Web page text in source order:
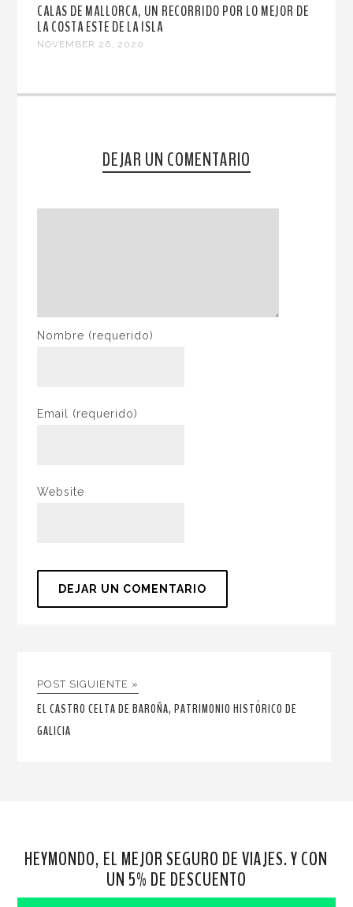
CALAS DE MALLORCA, UN RECORRIDO POR LO MEJOR DE
LA COSTA ESTE DE LA ISLA
NOVEMBER 26, 2020
DEJAR UN COMENTARIO
Nombre (requerido)
Email (requerido)
Website
POST SIGUIENTE »
EL CASTRO CELTA DE BAROÑA, PATRIMONIO HISTÓRICO DE
GALICIA
HEYMONDO, EL MEJOR SEGURO DE VIAJES. Y CON
UN 5% DE DESCUENTO